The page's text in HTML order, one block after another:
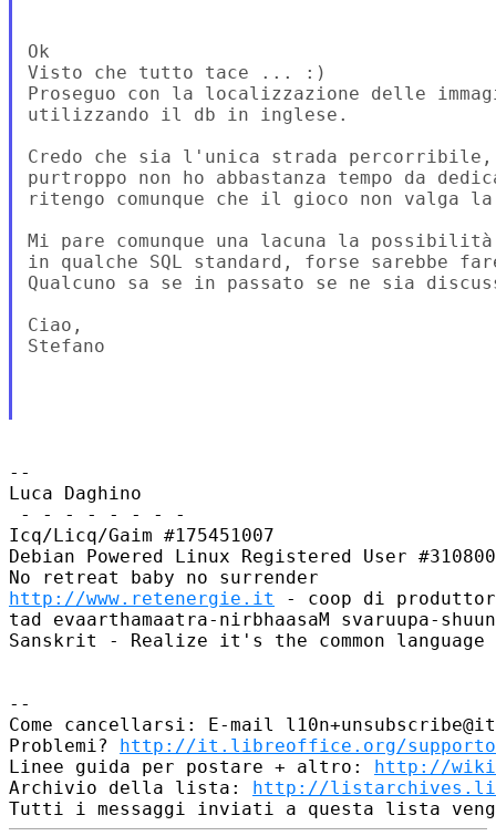
Ok
Visto che tutto tace ... :)
Proseguo con la localizzazione delle
utilizzando il db in inglese.
Credo che sia l'unica strada
purtroppo non ho abbastanza tempo da
ritengo comunque che il gioco non valga
Mi pare comunque una lacuna la
in qualche SQL standard, forse sarebbe
Qualcuno sa se in passato se ne sia
Ciao,
Stefano
--
Luca Daghino
- - - - - - - -
Icq/Licq/Gaim #175451007
Debian Powered Linux Registered User
http://www.retenergie.it
- coop di
tad evaarthamaatra-nirbhaasaM svaruupa-
Sanskrit - Realize it's the common
--
Come cancellarsi: E-mail
Problemi? http://it.libreoffice.org/
Linee guida per postare + altro: http://
Archivio della lista: http://